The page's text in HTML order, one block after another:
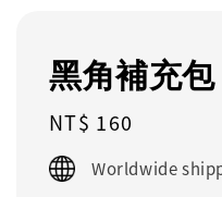
黑角補充包
Regular
price
NT$ 160
Worldwide